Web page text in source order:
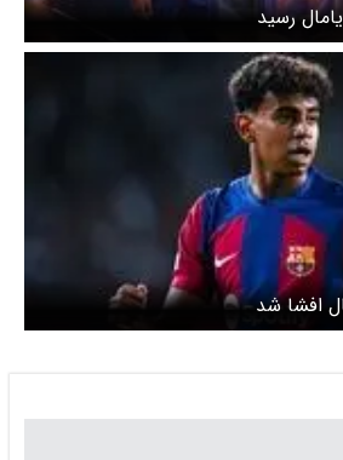
رسید
افشا شد